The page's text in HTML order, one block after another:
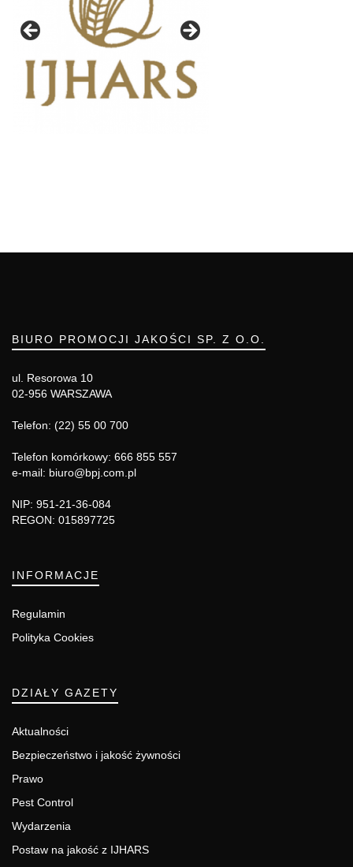
BIURO PROMOCJI JAKOŚCI SP. Z O.O.
ul. Resorowa 10
02-956 WARSZAWA
Telefon: (22) 55 00 700
Telefon komórkowy: 666 855 557
e-mail: biuro@bpj.com.pl
NIP: 951-21-36-084
REGON: 015897725
INFORMACJE
Regulamin
Polityka Cookies
DZIAŁY GAZETY
Aktualności
Bezpieczeństwo i jakość żywności
Prawo
Pest Control
Wydarzenia
Postaw na jakość z IJHARS